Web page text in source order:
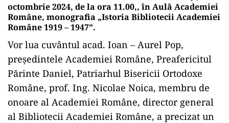
octombrie 2024, de la ora 11.00,, în Aulă Academiei
Române, monografia „Istoria Bibliotecii Academiei
Române 1919 – 1947”.
Vor lua cuvântul acad. Ioan – Aurel Pop,
preşedintele Academiei Române, Preafericitul
Părinte Daniel, Patriarhul Bisericii Ortodoxe
Române, prof. Ing. Nicolae Noica, membru de
onoare al Academiei Române, director general
al Bibliotecii Academiei Române, a precizat un